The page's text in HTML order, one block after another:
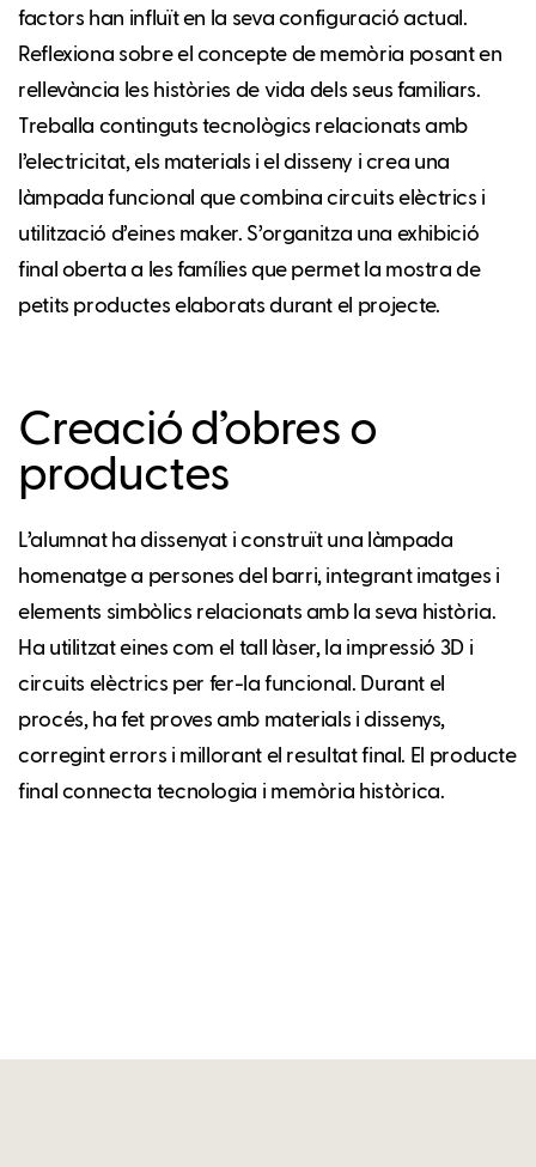
factors han influït en la seva configuració actual.
Reflexiona sobre el concepte de memòria posant en
rellevància les històries de vida dels seus familiars.
Treballa continguts tecnològics relacionats amb
l’electricitat, els materials i el disseny i crea una
làmpada funcional que combina circuits elèctrics i
utilització d’eines maker. S’organitza una exhibició
final oberta a les famílies que permet la mostra de
petits productes elaborats durant el projecte.
Creació d’obres o
productes
L’alumnat ha dissenyat i construït una làmpada
homenatge a persones del barri, integrant imatges i
elements simbòlics relacionats amb la seva història.
Ha utilitzat eines com el tall làser, la impressió 3D i
circuits elèctrics per fer-la funcional. Durant el
procés, ha fet proves amb materials i dissenys,
corregint errors i millorant el resultat final. El producte
final connecta tecnologia i memòria històrica.